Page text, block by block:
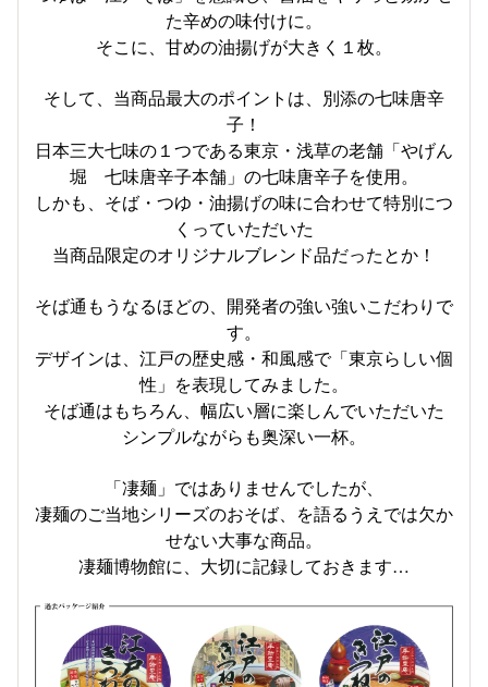
た辛めの味付けに。
そこに、甘めの油揚げが大きく１枚。
そして、当商品最大のポイントは、別添の七味唐辛
子！
日本三大七味の１つである東京・浅草の老舗「やげん
堀 七味唐辛子本舗」の七味唐辛子を使用。
しかも、そば・つゆ・油揚げの味に合わせて特別につ
くっていただいた
当商品限定のオリジナルブレンド品だったとか！
そば通もうなるほどの、開発者の強い強いこだわりで
す。
デザインは、江戸の歴史感・和風感で「東京らしい個
性」を表現してみました。
そば通はもちろん、幅広い層に楽しんでいただいた
シンプルながらも奥深い一杯。
「凄麺」ではありませんでしたが、
凄麺のご当地シリーズのおそば、を語るうえでは欠か
せない大事な商品。
凄麺博物館に、大切に記録しておきます…